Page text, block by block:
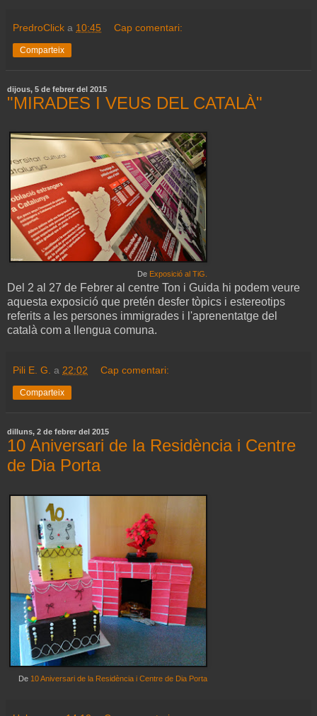
PredroClick a 10:45 Cap comentari:
Comparteix
dijous, 5 de febrer del 2015
"MIRADES I VEUS DEL CATALÀ"
De Exposició al TiG.
Del 2 al 27 de Febrer al centre Ton i Guida hi podem veure
aquesta exposició que pretén desfer tòpics i estereotips
referits a les persones immigrades i l'aprenentatge del
català com a llengua comuna.
Pili E. G. a 22:02 Cap comentari:
Comparteix
dilluns, 2 de febrer del 2015
10 Aniversari de la Residència i Centre
de Dia Porta
De 10 Aniversari de la Residència i Centre de Dia Porta